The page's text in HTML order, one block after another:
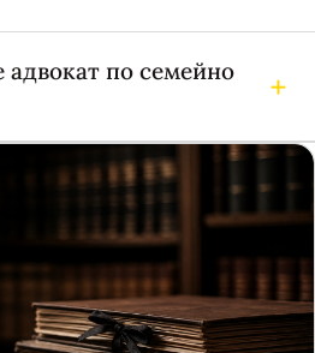
адвокат по семейно